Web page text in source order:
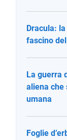
Dracula:
fascino
La guerra
aliena che
umana
Foglie